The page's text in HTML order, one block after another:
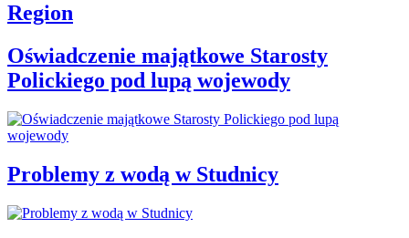
Region
Oświadczenie majątkowe Starosty
Polickiego pod lupą wojewody
Problemy z wodą w Studnicy